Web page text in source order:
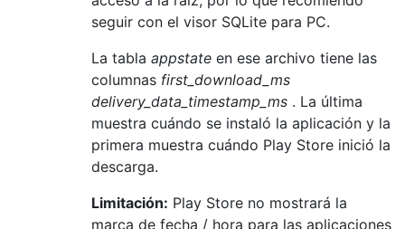
seguir con el visor SQLite para PC.
La tabla appstate en ese archivo tiene las
columnas first_download_ms
delivery_data_timestamp_ms . La última
muestra cuándo se instaló la aplicación y la
primera muestra cuándo Play Store inició la
descarga.
Limitación: Play Store no mostrará la
marca de fecha / hora para las aplicaciones